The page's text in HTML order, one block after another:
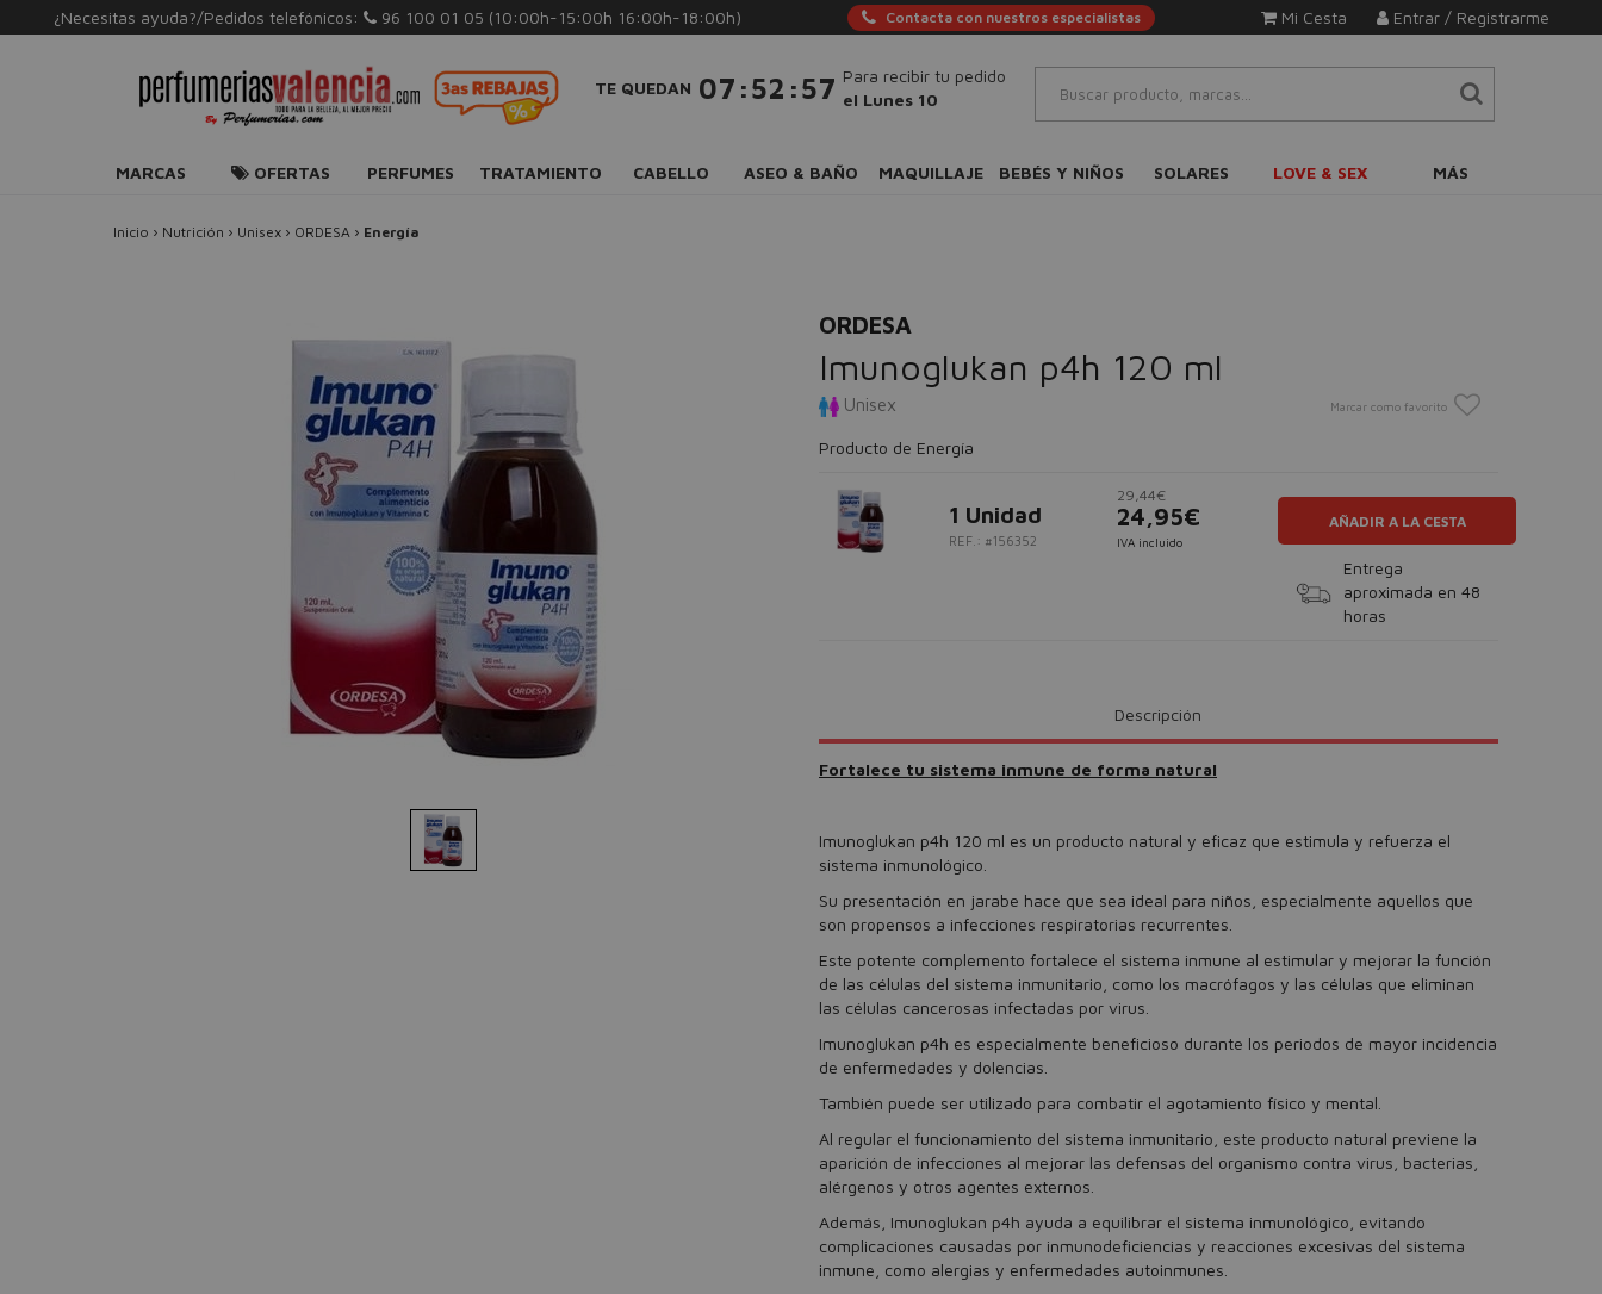
¿Necesitas ayuda?/Pedidos telefónicos: 96 100 01 05 (10:00h-15:00h 16:00h-18:00h) Contacta con nuestros especialistas Entrar / Registrarme
Mi Cesta
TE QUEDAN 07 :52 :56 Para recibir tu pedido
el Lunes 10
MARCAS OFERTAS PERFUMES TRATAMIENTO CABELLO ASEO & BAÑO MAQUILLAJE BEBÉS Y NIÑOS SOLARES LOVE & SEX MÁS
Inicio › Nutrición › Unisex › ORDESA › Energía
ORDESA
Imunoglukan p4h 120 ml
Unisex Marcar como favorito
Producto de Energía
1 Unidad
REF.: #156352
29,44€
24,95€
IVA incluido
AÑADIR A LA CESTA
Entrega
aproximada en 48
horas
Descripción
Fortalece tu sistema inmune de forma natural
Imunoglukan p4h 120 ml es un producto natural y eficaz que estimula y refuerza el
sistema inmunológico.
Su presentación en jarabe hace que sea ideal para niños, especialmente aquellos que
son propensos a infecciones respiratorias recurrentes.
Este potente complemento fortalece el sistema inmune al estimular y mejorar la función
de las células del sistema inmunitario, como los macrófagos y las células que eliminan
las células cancerosas infectadas por virus.
Imunoglukan p4h es especialmente beneficioso durante los periodos de mayor incidencia
de enfermedades y dolencias.
También puede ser utilizado para combatir el agotamiento físico y mental.
Al regular el funcionamiento del sistema inmunitario, este producto natural previene la
aparición de infecciones al mejorar las defensas del organismo contra virus, bacterias,
alérgenos y otros agentes externos.
Además, Imunoglukan p4h ayuda a equilibrar el sistema inmunológico, evitando
complicaciones causadas por inmunodeficiencias y reacciones excesivas del sistema
inmune, como alergias y enfermedades autoinmunes.